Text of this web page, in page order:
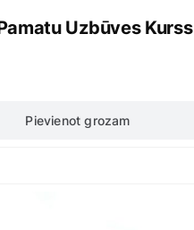
Uzbūves Kurss
Pievienot grozam